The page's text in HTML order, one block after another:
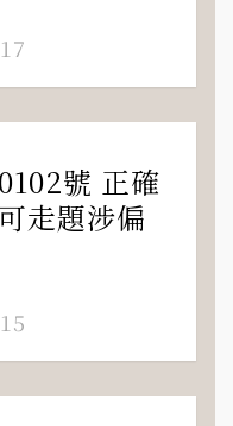
號 正確
走題涉偏